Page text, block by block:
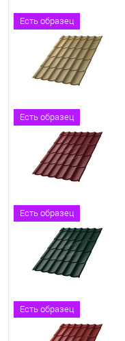
Есть образец
Есть образец
Есть образец
Есть образец